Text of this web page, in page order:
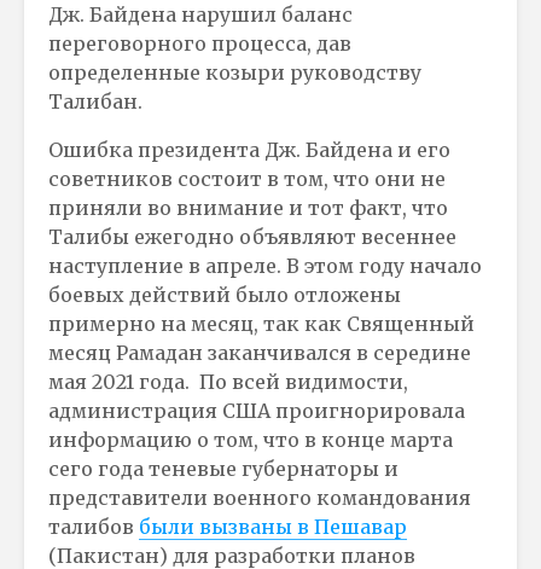
Дж. Байдена нарушил баланс
переговорного процесса, дав
определенные козыри руководству
Талибан.
Ошибка президента Дж. Байдена и его
советников состоит в том, что они не
приняли во внимание и тот факт, что
Талибы ежегодно объявляют весеннее
наступление в апреле. В этом году начало
боевых действий было отложены
примерно на месяц, так как Священный
месяц Рамадан заканчивался в середине
мая 2021 года. По всей видимости,
администрация США проигнорировала
информацию о том, что в конце марта
сего года теневые губернаторы и
представители военного командования
талибов были вызваны в Пешавар
(Пакистан) для разработки планов